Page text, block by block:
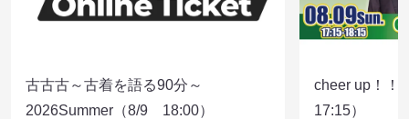
古古古～古着を語る90分～
2026Summer（8/9 18:00）
cheer up！
17:15）